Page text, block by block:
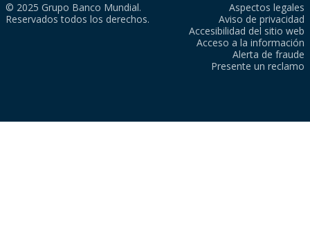
© 2025 Grupo Banco Mundial.
Reservados todos los derechos.
Aspectos legales
Aviso de privacidad
Accesibilidad del sitio web
Acceso a la información
Alerta de fraude
Presente un reclamo